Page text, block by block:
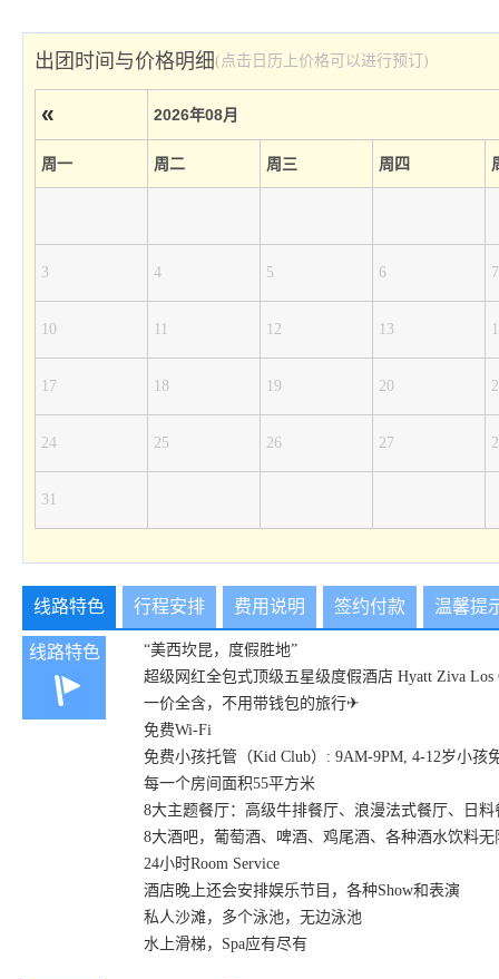
出团时间与价格明细(点击日历上价格可以进行预订)
« 2026年08月
周一 周二 周三 周四
3 4 5 6 7
10 11 12 13
17 18 19 20
24 25 26 27
31
线路特色 行程安排 费用说明 签约付款 温馨提
线路特色
“美西坎昆，度假胜地”
超级网红全包式顶级五星级度假酒店 Hyatt Ziva Los
一价全含，不用带钱包的旅行✈
免费Wi-Fi
免费小孩托管（Kid Club）: 9AM-9PM, 4-12岁小孩
每一个房间面积55平方米
8大主题餐厅：高级牛排餐厅、浪漫法式餐厅、日
8大酒吧，葡萄酒、啤酒、鸡尾酒、各种酒水饮料无
24小时Room Service
酒店晚上还会安排娱乐节目，各种Show和表演
私人沙滩，多个泳池，无边泳池
水上滑梯，Spa应有尽有